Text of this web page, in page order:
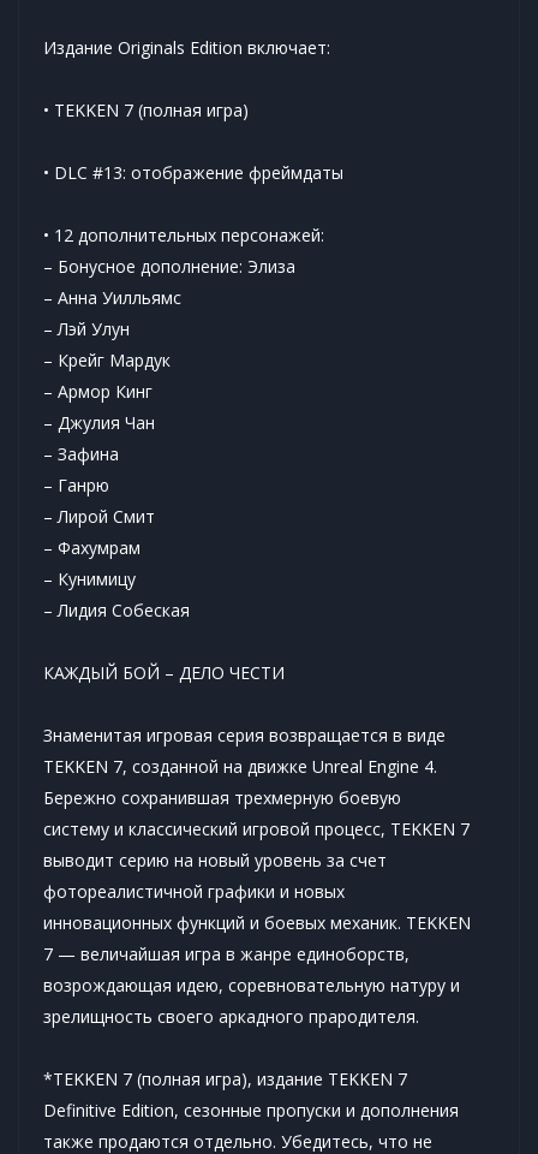
Издание Originals Edition включает:
• TEKKEN 7 (полная игра)
• DLC #13: отображение фреймдаты
• 12 дополнительных персонажей:
– Бонусное дополнение: Элиза
– Анна Уилльямс
– Лэй Улун
– Крейг Мардук
– Армор Кинг
– Джулия Чан
– Зафина
– Ганрю
– Лирой Смит
– Фахумрам
– Кунимицу
– Лидия Собеская
КАЖДЫЙ БОЙ – ДЕЛО ЧЕСТИ
Знаменитая игровая серия возвращается в виде
TEKKEN 7, созданной на движке Unreal Engine 4.
Бережно сохранившая трехмерную боевую
систему и классический игровой процесс, TEKKEN 7
выводит серию на новый уровень за счет
фотореалистичной графики и новых
инновационных функций и боевых механик. TEKKEN
7 — величайшая игра в жанре единоборств,
возрождающая идею, соревновательную натуру и
зрелищность своего аркадного прародителя.
*TEKKEN 7 (полная игра), издание TEKKEN 7
Definitive Edition, сезонные пропуски и дополнения
также продаются отдельно. Убедитесь, что не